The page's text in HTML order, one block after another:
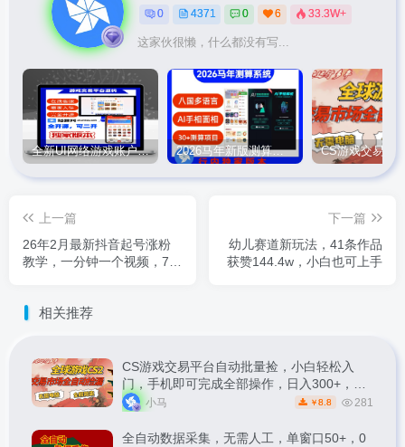
0 4371 0 6 33.3W+
这家伙很懒，什么都没有写...
全新UI网络游戏账户交易平台系统 全开源版本 2026马年新版测算系统源码
上一篇
26年2月最新抖音起号涨粉
教学，一分钟一个视频，7天
下一篇
幼儿赛道新玩法，41条作品
获赞144.4w，小白也可上手
相关推荐
CS游戏交易平台自动批量捡，小白轻松入
门，手机即可完成全部操作，日入300+，轻
松副业【揭秘】
小马 ￥ 8.8 281
全自动数据采集，无需人工，单窗口50+，0